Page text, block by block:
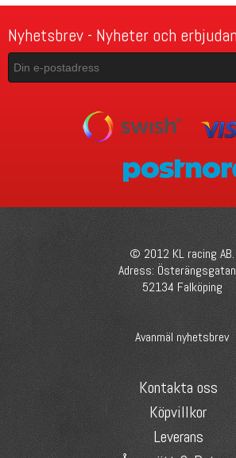
Nyhetsbrev - Nyheter och
© 2012 KL racing AB.
Adress:
52134 Falköping
Avanmäl nyhetsbrev
Kontakta oss
Köpvillkor
Leverans